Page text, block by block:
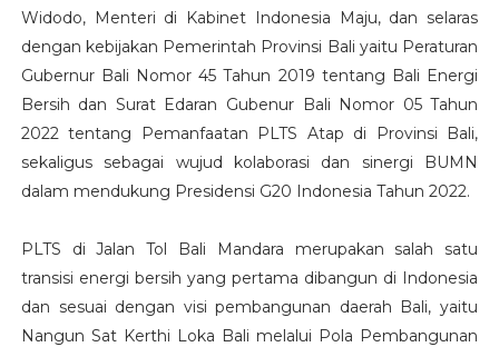
Widodo, Menteri di Kabinet Indonesia Maju, dan selaras
dengan kebijakan Pemerintah Provinsi Bali yaitu Peraturan
Gubernur Bali Nomor 45 Tahun 2019 tentang Bali Energi
Bersih dan Surat Edaran Gubenur Bali Nomor 05 Tahun
2022 tentang Pemanfaatan PLTS Atap di Provinsi Bali,
sekaligus sebagai wujud kolaborasi dan sinergi BUMN
dalam mendukung Presidensi G20 Indonesia Tahun 2022.
PLTS di Jalan Tol Bali Mandara merupakan salah satu
transisi energi bersih yang pertama dibangun di Indonesia
dan sesuai dengan visi pembangunan daerah Bali, yaitu
Nangun Sat Kerthi Loka Bali melalui Pola Pembangunan